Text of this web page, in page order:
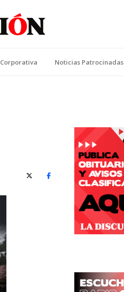
Corporativa Noticias Patrocinadas
X (Twitter)Facebook